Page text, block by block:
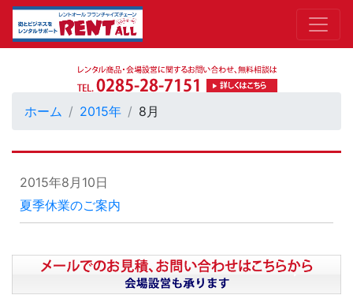
ホーム 2015年 8月
2015年8月10日
夏季休業のご案内